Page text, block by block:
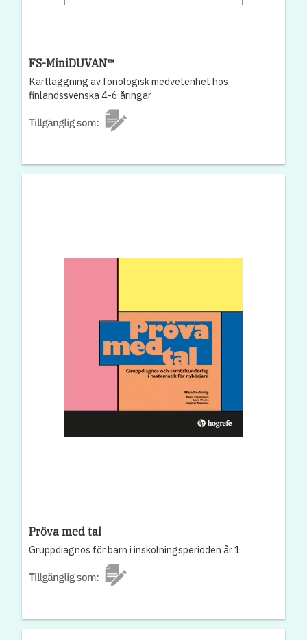
FS-MiniDUVAN™
Kartläggning av fonologisk medvetenhet hos
finlandssvenska 4-6 åringar
Pröva med tal
Gruppdiagnos för barn i inskolningsperioden år 1